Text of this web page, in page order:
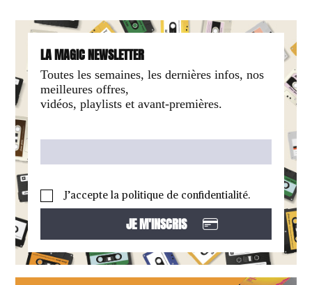
LA MAGIC NEWSLETTER
Toutes les semaines, les dernières infos, nos
meilleures offres,
vidéos, playlists et avant-premières.
J’accepte la politique de confidentialité.